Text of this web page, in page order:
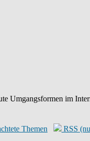
Umgangsformen im
Themen RSS